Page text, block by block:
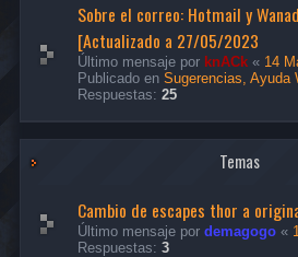
Sobre el correo: Hotmail y
[Actualizado a 27/05/2023
Último mensaje por knACk « 14
Publicado en Sugerencias, Ayuda
Respuestas: 25
Temas
Cambio de escapes thor a
Último mensaje por demagogo «
Respuestas: 3